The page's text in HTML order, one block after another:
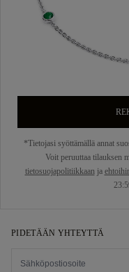
*Tietojasi syöttämällä annat
Voit peruuttaa tilauksen
tietosuojapolitiikkaanja
PIDETÄÄN YHTEYTTÄ